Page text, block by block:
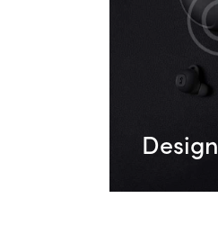
Design